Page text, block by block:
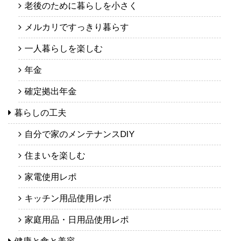
老後のために暮らしを小さく
メルカリですっきり暮らす
一人暮らしを楽しむ
年金
確定拠出年金
暮らしの工夫
自分で家のメンテナンスDIY
住まいを楽しむ
家電使用レポ
キッチン用品使用レポ
家庭用品・日用品使用レポ